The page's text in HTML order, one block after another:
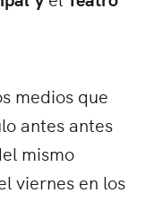
medios que
antes antes
mismo
viernes en los